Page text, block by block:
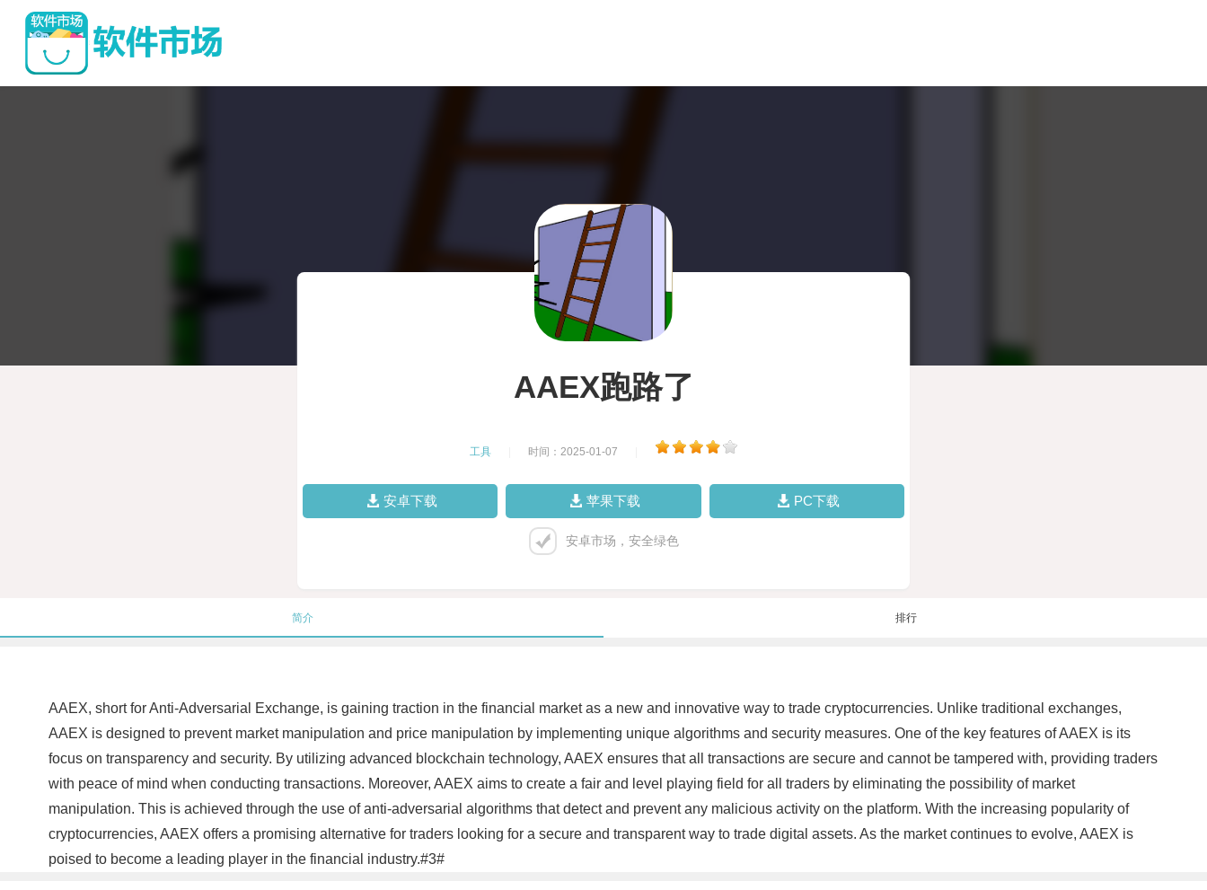
AAEX跑路了
工具 时间：2025-01-07
安卓下载 苹果下载 PC下载
安卓市场，安全绿色
简介 排行
AAEX, short for Anti-Adversarial Exchange, is gaining traction in the financial market as a new and innovative way to trade cryptocurrencies. Unlike traditional exchanges,
AAEX is designed to prevent market manipulation and price manipulation by implementing unique algorithms and security measures. One of the key features of AAEX is its
focus on transparency and security. By utilizing advanced blockchain technology, AAEX ensures that all transactions are secure and cannot be tampered with, providing traders
with peace of mind when conducting transactions. Moreover, AAEX aims to create a fair and level playing field for all traders by eliminating the possibility of market
manipulation. This is achieved through the use of anti-adversarial algorithms that detect and prevent any malicious activity on the platform. With the increasing popularity of
cryptocurrencies, AAEX offers a promising alternative for traders looking for a secure and transparent way to trade digital assets. As the market continues to evolve, AAEX is
poised to become a leading player in the financial industry.#3#